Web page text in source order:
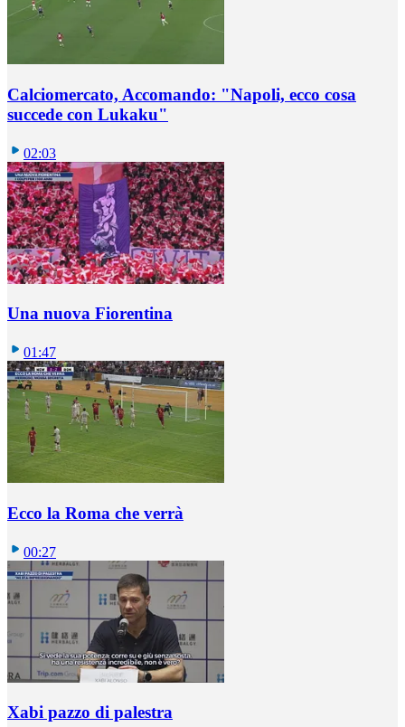
Calciomercato, Accomando: "Napoli, ecco cosa
succede con Lukaku"
02:03
Una nuova Fiorentina
01:47
Ecco la Roma che verrà
00:27
Xabi pazzo di palestra